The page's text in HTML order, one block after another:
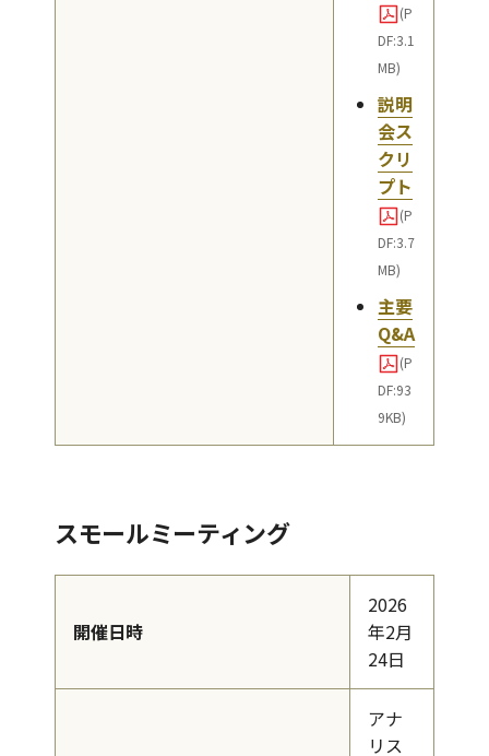
(P
DF:3.1
MB)
説明
会ス
クリ
プト
(P
DF:3.7
MB)
主要
Q&A
(P
DF:93
9KB)
スモールミーティング
開催日時
2026
年2月
24日
アナ
リス